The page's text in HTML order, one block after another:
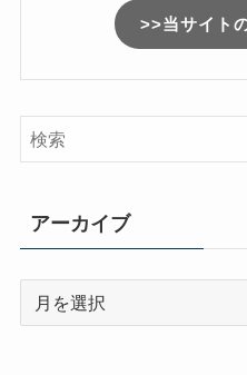
>>当サイト
アーカイブ